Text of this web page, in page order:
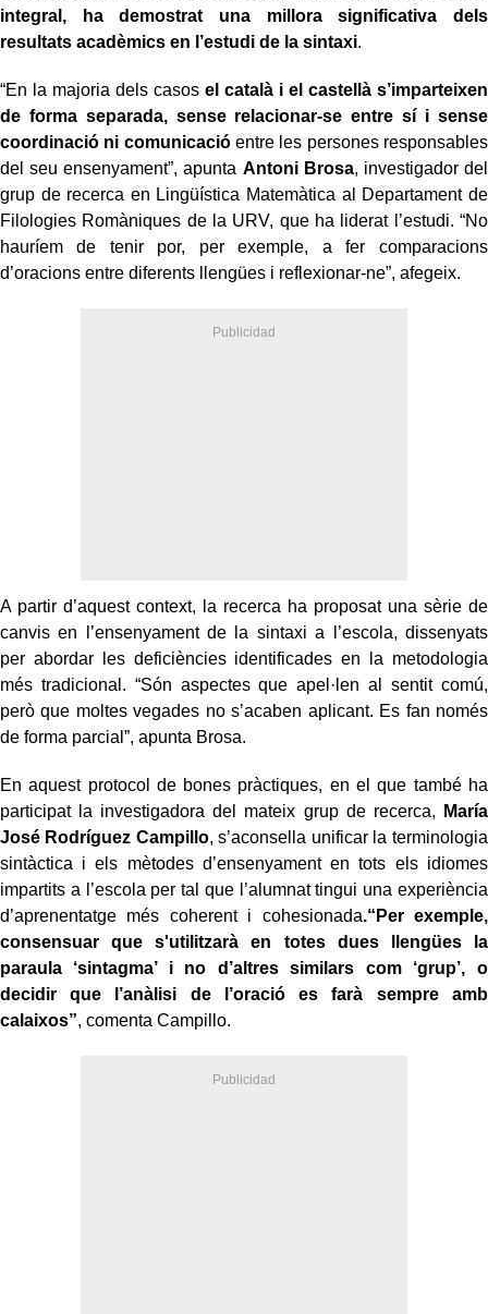
integral, ha demostrat una millora significativa dels
resultats acadèmics en l’estudi de la sintaxi.
“En la majoria dels casos el català i el castellà s’imparteixen
de forma separada, sense relacionar-se entre sí i sense
coordinació ni comunicacióentre les persones responsables
del seu ensenyament”, apunta Antoni Brosa, investigador del
grup de recerca en Lingüística Matemàtica al Departament de
Filologies Romàniques de la URV, que ha liderat l’estudi. “No
hauríem de tenir por, per exemple, a fer comparacions
d’oracions entre diferents llengües i reflexionar-ne”, afegeix.
A partir d’aquest context, la recerca ha proposat una sèrie de
canvis en l’ensenyament de la sintaxi a l’escola, dissenyats
per abordar les deficiències identificades en la metodologia
més tradicional. “Són aspectes que apel·len al sentit comú,
però que moltes vegades no s’acaben aplicant. Es fan només
de forma parcial”, apunta Brosa.
En aquest protocol de bones pràctiques, en el que també ha
participat la investigadora del mateix grup de recerca,
María
José Rodríguez Campillo, s’aconsella unificar la terminologia
sintàctica i els mètodes d’ensenyament en tots els idiomes
impartits a l’escola per tal que l’alumnat tingui una experiència
d’aprenentatge més coherent i cohesionada.“Per exemple,
consensuar que s'utilitzarà en totes dues llengües la
paraula ‘sintagma’ i no d’altres similars com ‘grup’, o
decidir que l’anàlisi de l’oració es farà sempre amb
calaixos”, comenta Campillo.